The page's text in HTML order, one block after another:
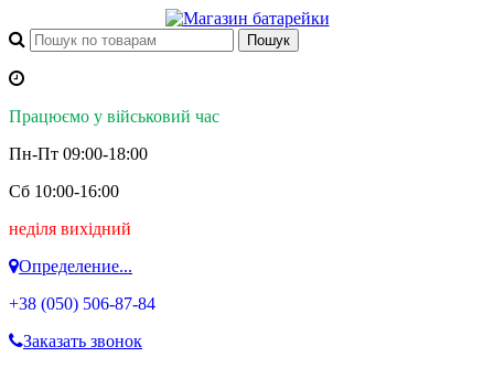
Працюємо у військовий час
Пн-Пт 09:00-18:00
Сб 10:00-16:00
неділя вихідний
Определение...
+38 (050) 506-87-84
Заказать звонок